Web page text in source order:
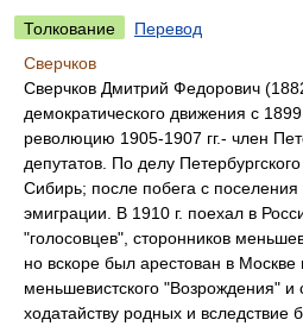
Толкование
Перевод
Сверчков
Сверчков Дмитрий Федорович
демократического движения с
революцию 1905-1907 гг.- член
депутатов. По делу
Сибирь; после побега с поселения
эмиграции. В 1910 г. поехал в
"голосовцев", сторонников
но вскоре был арестован в
меньшевистского "Возрождения" и
ходатайству родных и вследствие